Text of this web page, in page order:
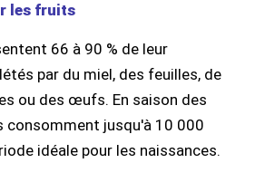
les fruits
66 à 90 % de leur
par du miel, des feuilles, de
ou des œufs. En saison des
consomment jusqu'à 10 000
idéale pour les naissances.